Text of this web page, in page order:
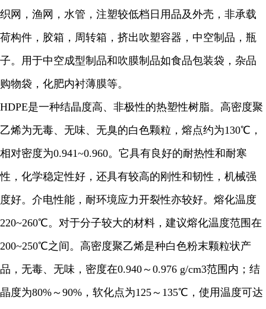
织网，渔网，水管，注塑较低档日用品及外壳，非承载
荷构件，胶箱，周转箱，挤出吹塑容器，中空制品，瓶
子。用于中空成型制品和吹膜制品如食品包装袋，杂品
购物袋，化肥内衬薄膜等。
HDPE是一种结晶度高、非极性的热塑性树脂。高密度聚
乙烯为无毒、无味、无臭的白色颗粒，熔点约为130℃，
相对密度为0.941~0.960。它具有良好的耐热性和耐寒
性，化学稳定性好，还具有较高的刚性和韧性，机械强
度好。介电性能，耐环境应力开裂性亦较好。熔化温度
220~260℃。对于分子较大的材料，建议熔化温度范围在
200~250℃之间。高密度聚乙烯是种白色粉末颗粒状产
品，无毒、无味，密度在0.940～0.976 g/cm3范围内；结
晶度为80%～90%，软化点为125～135℃，使用温度可达